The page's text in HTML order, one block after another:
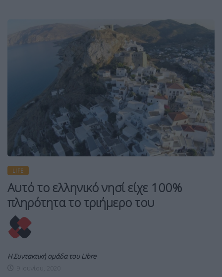
LIFE
Αυτό το ελληνικό νησί είχε 100%
πληρότητα το τριήμερο του
Η Συντακτική ομάδα του Libre